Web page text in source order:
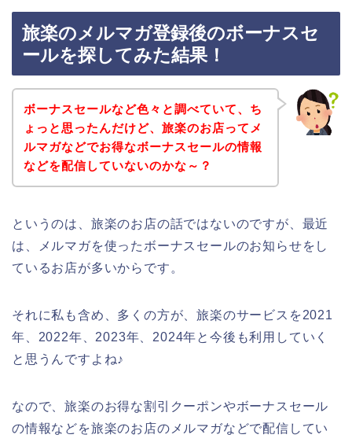
旅楽のメルマガ登録後のボーナスセ
ールを探してみた結果！
ボーナスセールなど色々と調べていて、ち
ょっと思ったんだけど、旅楽のお店ってメ
ルマガなどでお得なボーナスセールの情報
などを配信していないのかな～？
というのは、旅楽のお店の話ではないのですが、最近
は、メルマガを使ったボーナスセールのお知らせをし
ているお店が多いからです。
それに私も含め、多くの方が、旅楽のサービスを2021
年、2022年、2023年、2024年と今後も利用していく
と思うんですよね♪
なので、旅楽のお得な割引クーポンやボーナスセール
の情報などを旅楽のお店のメルマガなどで配信してい